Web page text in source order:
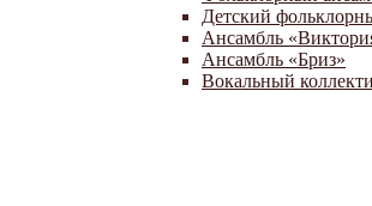
Детский
Ансамбль
Ансамбль «Бриз»
Вокальный